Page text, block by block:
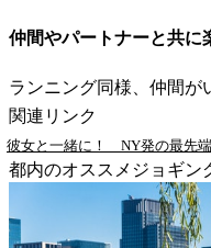
仲間やパートナーと共に
ランニング同様、仲間が
関連リンク
彼女と一緒に！ NY発の最先
都内のオススメジョギン